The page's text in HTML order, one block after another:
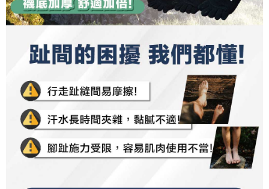
の同意を得ればAFTEEをご利用いただけます。
にご連絡ください。上記に示した個人情報を、必要な購入注文書とあわせ
てAFTEEにご提供いただく、またはAFTEEにあなたの個人情報の収集、処
理、利用を許可することににご同意いただけない場合は、当サービスを選
択しないでください。